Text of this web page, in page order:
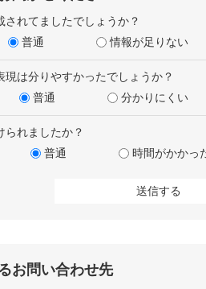
されてましたでしょうか？
普通 情報が足りない
は分りやすかったでしょうか？
普通 分かりにくい
られましたか？
普通 時間がかかっ
お問い合わせ先